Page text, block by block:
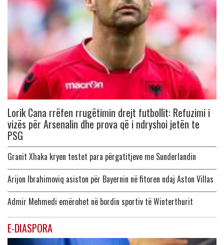
Lorik Cana rrëfen rrugëtimin drejt futbollit: Refuzimi i
vizës për Arsenalin dhe prova që i ndryshoi jetën te
PSG
Granit Xhaka kryen testet para përgatitjeve me Sunderlandin
Arijon Ibrahimoviq asiston për Bayernin në fitoren ndaj Aston Villas
Admir Mehmedi emërohet në bordin sportiv të Winterthurit
E-DIASPORA